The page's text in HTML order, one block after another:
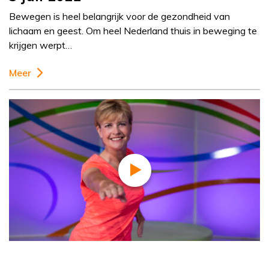
Bewegen is heel belangrijk voor de gezondheid van
lichaam en geest. Om heel Nederland thuis in beweging te
krijgen werpt…
Meer